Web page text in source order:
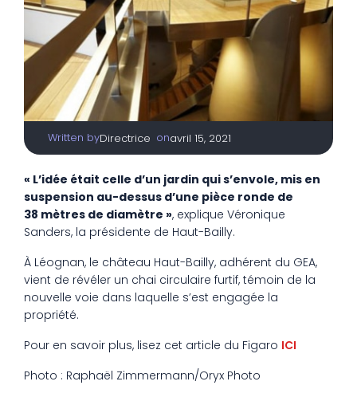
Written byDirectrice onavril 15, 2021
« L’idée était celle d’un jardin qui s’envole, mis en
suspension au-dessus d’une pièce ronde de
38 mètres de diamètre », explique ­Véronique
Sanders, la présidente de Haut-Bailly.
À Léognan, le château Haut-Bailly, adhérent du GEA,
vient de révéler un chai circulaire furtif, témoin de la
nouvelle voie dans laquelle s’est engagée la
propriété.
Pour en savoir plus, lisez cet article du Figaro ICI
Photo : Raphaël Zimmermann/Oryx Photo